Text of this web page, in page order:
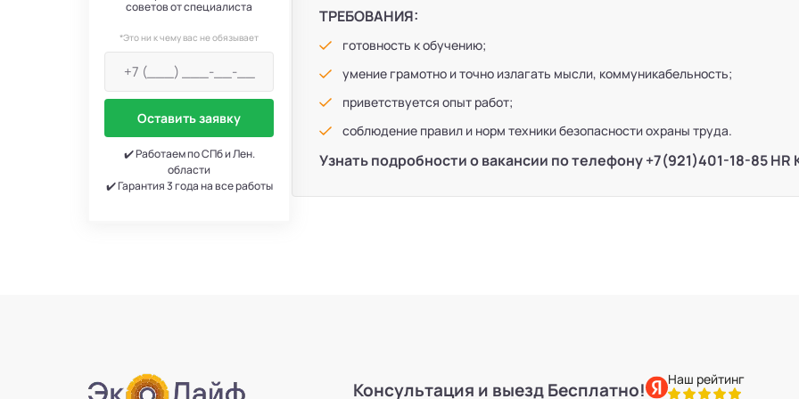
советов от специалиста
*Это ни к чему вас не обязывает
Оставить заявку
✔️ Работаем по СПб и Лен.
области
✔️ Гарантия 3 года на все работы
ТРЕБОВАНИЯ:
готовность к обучению;
умение грамотно и точно излагать мысли, коммуникабельность;
приветствуется опыт работ;
соблюдение правил и норм техники безопасности охраны труда.
Узнать подробности о вакансии по телефону +7(921)401-18-85 HR
Консультация и выезд Бесплатно!
Наш рейтинг